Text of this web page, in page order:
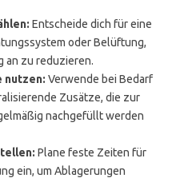
Entscheide dich für eine
oder Belüftung,
an zu reduzieren.
nutzen: Verwende bei Bedarf
Zusätze, die zur
nachgefüllt werden
Plane feste Zeiten für
ein, um Ablagerungen